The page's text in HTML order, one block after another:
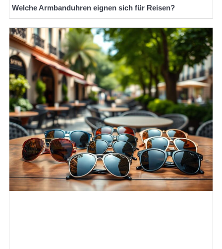
Welche Armbanduhren eignen sich für Reisen?